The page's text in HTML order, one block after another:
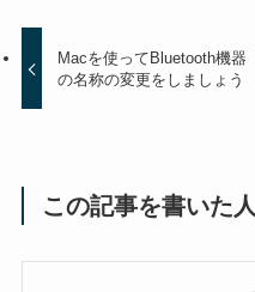
Macを使ってBluetooth機器
の名称の変更をしましょう
この記事を書いた人